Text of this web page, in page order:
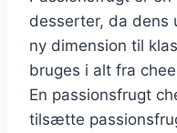
desserter, da dens
ny dimension til
bruges i alt fra
En passionsfrugt
tilsætte